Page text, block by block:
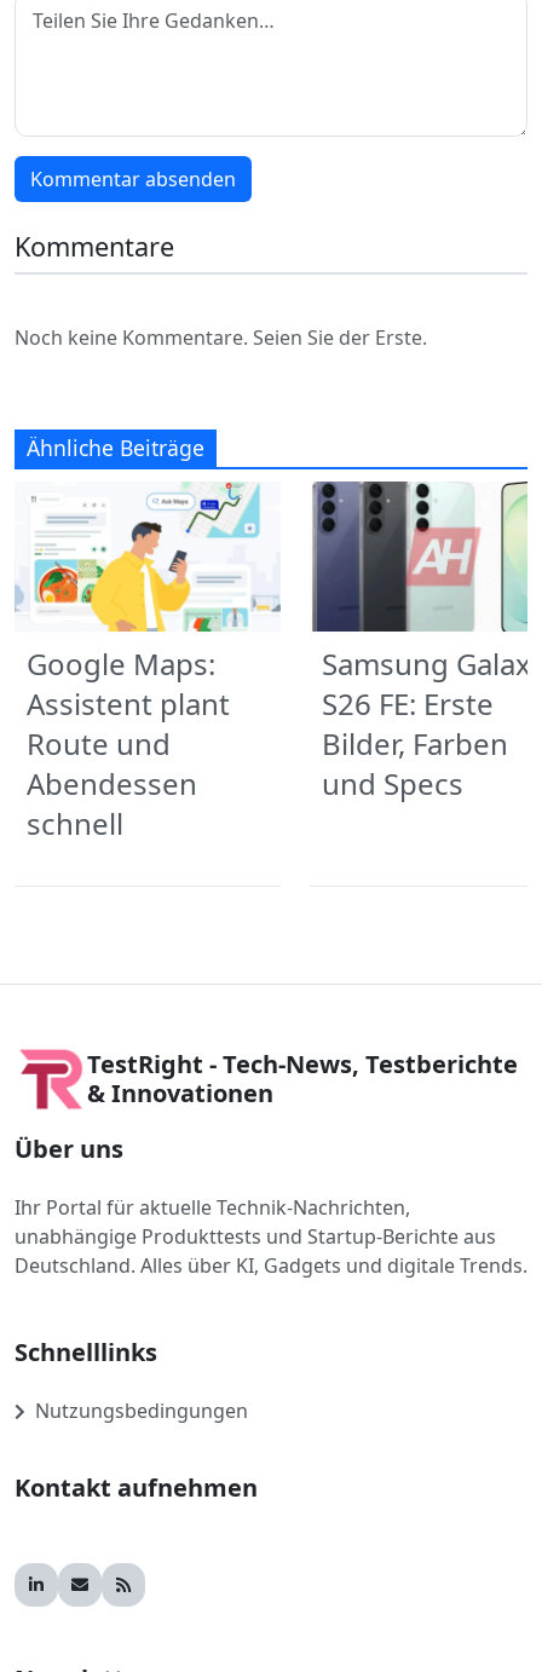
Kommentar absenden
Kommentare
Noch keine Kommentare. Seien Sie der Erste.
Ähnliche Beiträge
Google Maps:
Assistent plant
Route und
Abendessen
schnell
Samsung
S26 FE: Erste
Bilder, Farben
und Specs
TestRight - Tech-News, Testberichte
& Innovationen
Über uns
Ihr Portal für aktuelle Technik-Nachrichten,
unabhängige Produkttests und Startup-Berichte aus
Deutschland. Alles über KI, Gadgets und digitale Trends.
Schnelllinks
Nutzungsbedingungen
Kontakt aufnehmen